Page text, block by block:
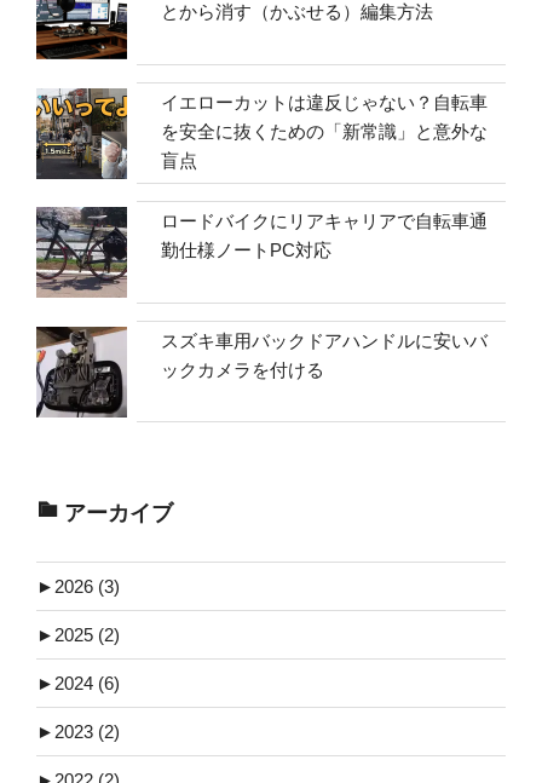
とから消す（かぶせる）編集方法
イエローカットは違反じゃない？自転車
を安全に抜くための「新常識」と意外な
盲点
ロードバイクにリアキャリアで自転車通
勤仕様ノートPC対応
スズキ車用バックドアハンドルに安いバ
ックカメラを付ける
アーカイブ
► 2026 (3)
► 2025 (2)
► 2024 (6)
► 2023 (2)